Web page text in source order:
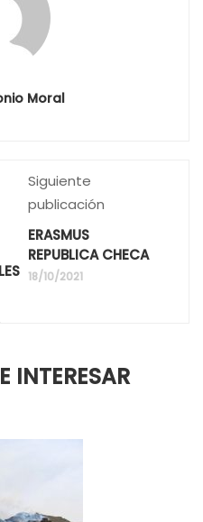
Moral
Siguiente
publicación
ERASMUS
REPUBLICA CHECA
18/10/2021
INTERESAR